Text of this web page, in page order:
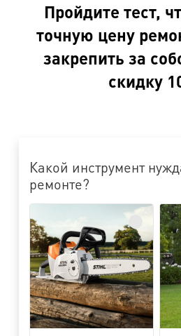
Пройдите тест,
точную цену
закрепить за
скидку
Какой инструмент
ремонте?